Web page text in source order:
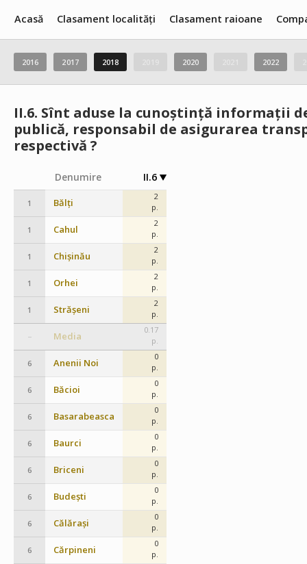
Acasă Clasament localități Clasament raioane
2016 2017 2018 2020 2022
II.6. Sînt aduse la cunoștință informații
publică, responsabil de asigurarea
respectivă ?
Denumire II.6
1 Bălți
2
p.
1 Cahul
2
p.
1 Chișinău
2
p.
1 Orhei
2
p.
1 Strășeni
2
p.
– Media
0.17
p.
6 Anenii Noi
0
p.
6 Băcioi
0
p.
6 Basarabeasca
0
p.
6 Baurci
0
p.
6 Briceni
0
p.
6 Budești
0
p.
6 Călărași
0
p.
6 Cărpineni
0
p.